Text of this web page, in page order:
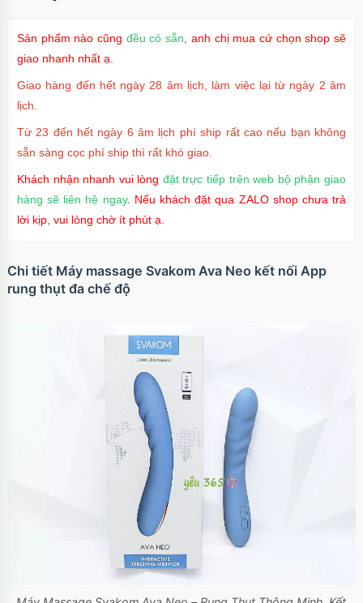
Sản phẩm nào cũng đều có sẵn , anh chị mua cứ chọn shop sẽ
giao nhanh nhất ạ.
Giao hàng đến hết ngày 28 âm lịch, làm việc lại từ ngày 2 âm
lịch.
Từ 23 đến hết ngày 6 âm lịch phí ship rất cao nếu bạn không
sẵn sàng cọc phí ship thì rất khó giao.
Khách nhận nhanh vui lòng đặt trực tiếp trên web bộ phận giao
hàng sẽ liên hệ ngay. Nếu khách đặt qua ZALO shop chưa trả
lời kịp, vui lòng chờ ít phút ạ.
Chi tiết Máy massage Svakom Ava Neo kết nối App
rung thụt đa chế độ